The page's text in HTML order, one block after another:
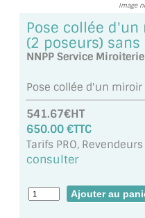
MIROIR DÉCORATIF
LOTS DE MIROIRS EN
MIROIR DE SALLE DE
MIROIR PAROI DE
MIROIR POUR SALLE
MIROIR POUR SALLE
Image
Pose collée
(2 poseurs)
NNPP Service
Pose collée d'un
541.67€HT
650.00 €TTC
Tarifs PRO,
consulter